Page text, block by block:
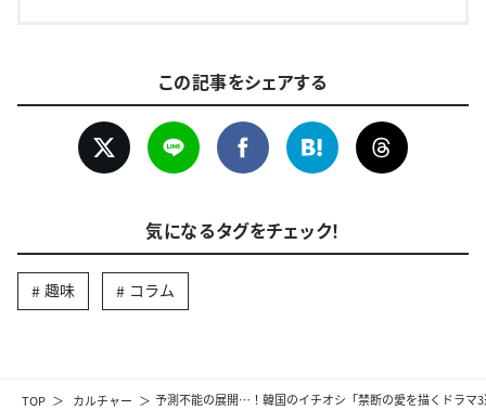
TOP カルチャー 予測不能の展開…！韓国のイチオシ「禁断の愛を描くドラマ
この記事をシェアする
気になるタグをチェック！
趣味 コラム